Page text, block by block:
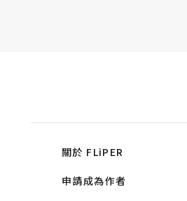
關於 FLiPER
申請成為作者